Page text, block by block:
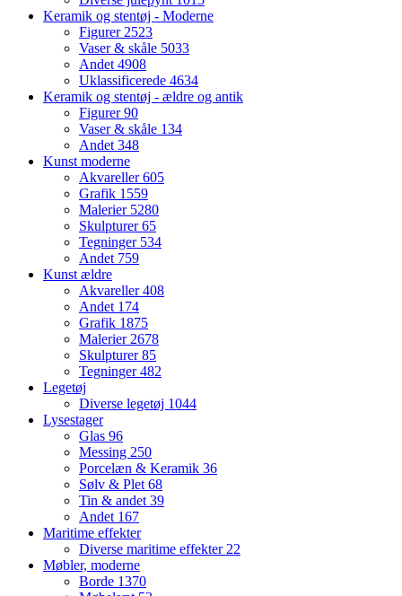
Keramik og stentøj - Moderne
Figurer 2523
Vaser & skåle 5033
Andet 4908
Uklassificerede 4634
Keramik og stentøj - ældre og antik
Figurer90
Vaser & skåle 134
Andet 348
Kunst moderne
Akvareller605
Grafik 1559
Malerier 5280
Skulpturer65
Tegninger 534
Andet 759
Kunst ældre
Akvareller408
Andet 174
Grafik 1875
Malerier 2678
Skulpturer85
Tegninger482
Legetøj
Diverse legetøj 1044
Lysestager
Glas 96
Messing 250
Porcelæn & Keramik 36
Sølv & Plet 68
Tin & andet 39
Andet 167
Maritime effekter
Diverse maritime effekter 22
Møbler, moderne
Borde 1370